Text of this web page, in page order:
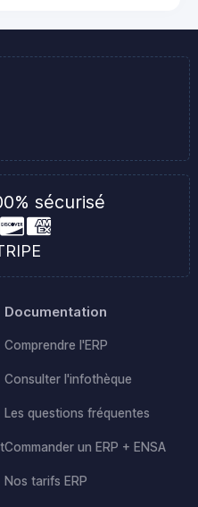
sécurisé
Documentation
Comprendre l'ERP
Consulter l'infothèque
Les questions fréquentes
Commander un ERP + ENSA
Nos tarifs ERP